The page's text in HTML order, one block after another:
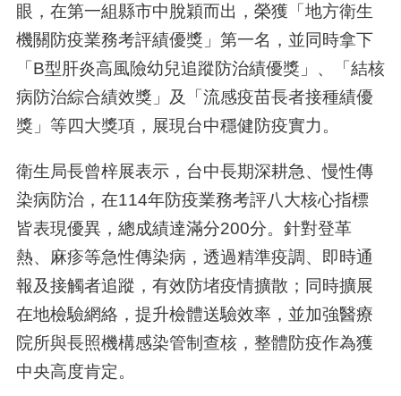
眼，在第一組縣市中脫穎而出，榮獲「地方衛生
機關防疫業務考評績優獎」第一名，並同時拿下
「B型肝炎高風險幼兒追蹤防治績優獎」、「結核
病防治綜合績效獎」及「流感疫苗長者接種績優
獎」等四大獎項，展現台中穩健防疫實力。
衛生局長曾梓展表示，台中長期深耕急、慢性傳
染病防治，在114年防疫業務考評八大核心指標
皆表現優異，總成績達滿分200分。針對登革
熱、麻疹等急性傳染病，透過精準疫調、即時通
報及接觸者追蹤，有效防堵疫情擴散；同時擴展
在地檢驗網絡，提升檢體送驗效率，並加強醫療
院所與長照機構感染管制查核，整體防疫作為獲
中央高度肯定。